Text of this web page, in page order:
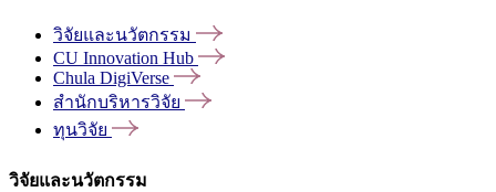
วิจัยและนวัตกรรม
CU Innovation Hub
Chula DigiVerse
สำนักบริหารวิจัย
ทุนวิจัย
วิจัยและนวัตกรรม